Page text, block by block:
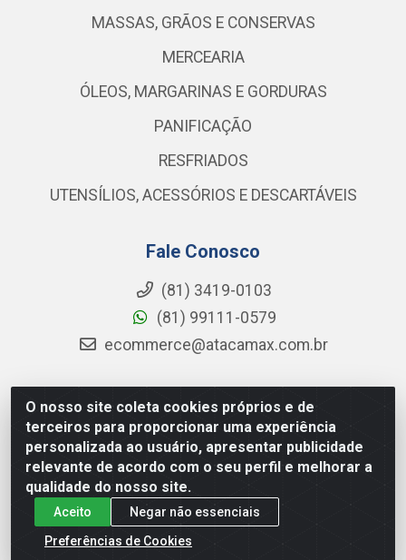
O nosso site coleta cookies próprios e de
terceiros para proporcionar uma experiência
personalizada ao usuário, apresentar publicidade
relevante de acordo com o seu perfil e melhorar a
qualidade do nosso site.
Aceito
Negar não essenciais
Preferências de Cookies
MASSAS, GRÃOS E CONSERVAS
MERCEARIA
ÓLEOS, MARGARINAS E GORDURAS
PANIFICAÇÃO
RESFRIADOS
UTENSÍLIOS, ACESSÓRIOS E DESCARTÁVEIS
Fale Conosco
(81) 3419-0103
(81) 99111-0579
ecommerce@atacamax.com.br
Atacamax Importadora de Alimentos LTDA - RODOVIA BR-
101 - SUL, KM 79,60 GP E GALPAO:D - Muribeca, Jaboatão dos
Guararapes - PE, 54355-010 - CNPJ 08.305.623/0001-84